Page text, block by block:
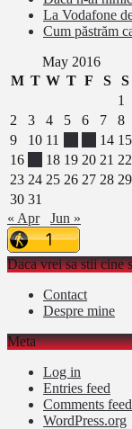
La Vodafone
Cum păstrăm
May 2016
M T W T F S
S
1
2
3 4 5 6 7
8
9
10 11 14 15
16
18 19 20 21 22
23 24 25 26 27 28 29
30 31
« Apr
Jun »
Daca vrei sa stii cine
Contact
Despre mine
Meta
Log in
Entries feed
Comments feed
WordPress.org